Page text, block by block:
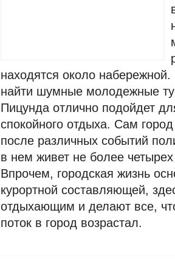
находятся около
найти шумные молодежные
Пицунда отлично подойдет
спокойного отдыха. Сам
после различных событий
в нем живет не более
Впрочем, городская жизнь
курортной составляющей,
отдыхающим и делают все,
поток в город возрастал.